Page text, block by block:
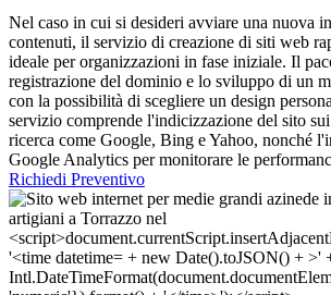
Nel caso in cui si desideri avviare una nuova
contenuti, il servizio di creazione di siti web
ideale per organizzazioni in fase iniziale. Il
registrazione del dominio e lo sviluppo di un
con la possibilità di scegliere un design
servizio comprende l'indicizzazione del sito
ricerca come Google, Bing e Yahoo, nonché
Google Analytics per monitorare le
Richiedi Preventivo